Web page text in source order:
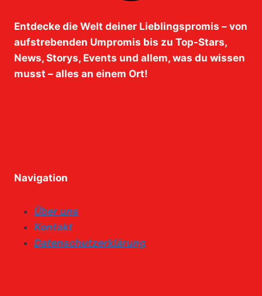
Entdecke die Welt deiner Lieblingspromis – von
aufstrebenden Umpromis bis zu Top-Stars,
News, Storys, Events und allem, was du wissen
musst – alles an einem Ort!
Navigation
Über uns
Kontakt
Datenschutzerklärung